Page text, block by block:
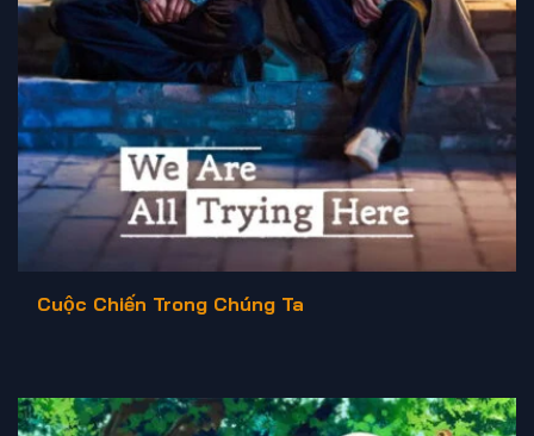
Cuộc Chiến Trong Chúng Ta